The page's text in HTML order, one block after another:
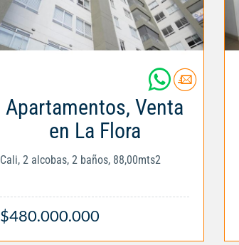
Apartamentos, Venta
en La Flora
Cali, 2 alcobas, 2 baños, 88,00mts2
$480.000.000